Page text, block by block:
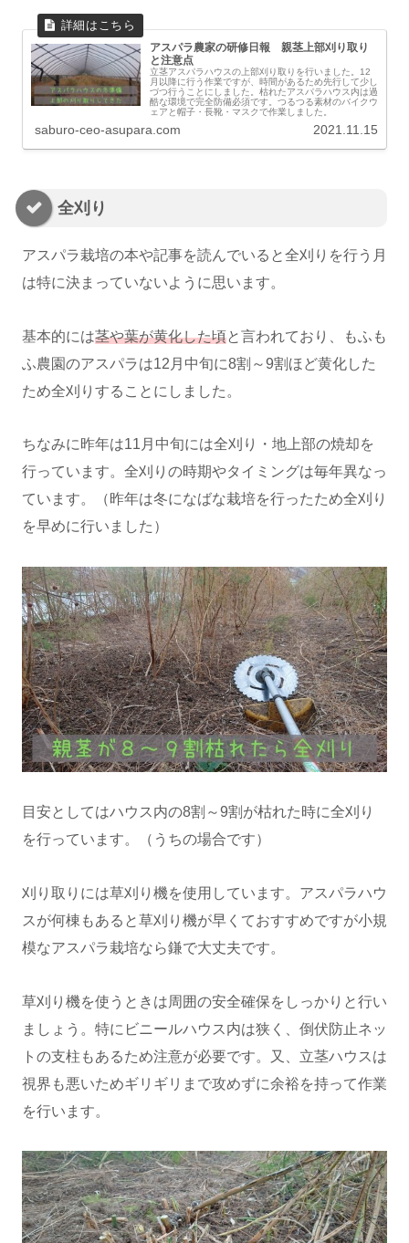
アスパラ農家の研修日報 親茎上部刈り取り
と注意点
立茎アスパラハウスの上部刈り取りを行いました。12
月以降に行う作業ですが、時間があるため先行して少し
づつ行うことにしました。枯れたアスパラハウス内は過
酷な環境で完全防備必須です。つるつる素材のバイクウ
ェアと帽子・長靴・マスクで作業しました。
saburo-ceo-asupara.com 2021.11.15
全刈り
アスパラ栽培の本や記事を読んでいると全刈りを行う月
は特に決まっていないように思います。
基本的には茎や葉が黄化した頃と言われており、もふも
ふ農園のアスパラは12月中旬に8割～9割ほど黄化した
ため全刈りすることにしました。
ちなみに昨年は11月中旬には全刈り・地上部の焼却を
行っています。全刈りの時期やタイミングは毎年異なっ
ています。（昨年は冬になばな栽培を行ったため全刈り
を早めに行いました）
目安としてはハウス内の8割～9割が枯れた時に全刈り
を行っています。（うちの場合です）
刈り取りには草刈り機を使用しています。アスパラハウ
スが何棟もあると草刈り機が早くておすすめですが小規
模なアスパラ栽培なら鎌で大丈夫です。
草刈り機を使うときは周囲の安全確保をしっかりと行い
ましょう。特にビニールハウス内は狭く、倒伏防止ネッ
トの支柱もあるため注意が必要です。又、立茎ハウスは
視界も悪いためギリギリまで攻めずに余裕を持って作業
を行います。